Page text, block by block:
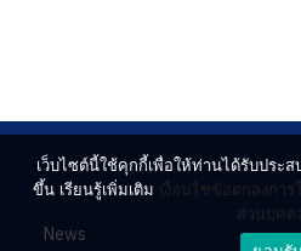
News
เว็บไซต์นี้ใช้คุกกี้เพื่อให้ท่านได้รับประ
ขึ้น เรียนรู้เพิ่มเติม เงื่อนไขข้อตกลงการ
ส่วนบุคค